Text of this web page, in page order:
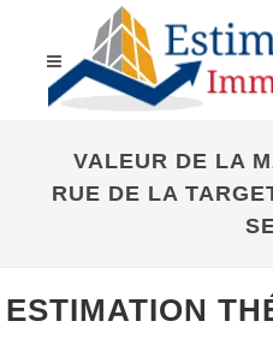
VALEUR DE LA
RUE DE LA
ESTIMATION